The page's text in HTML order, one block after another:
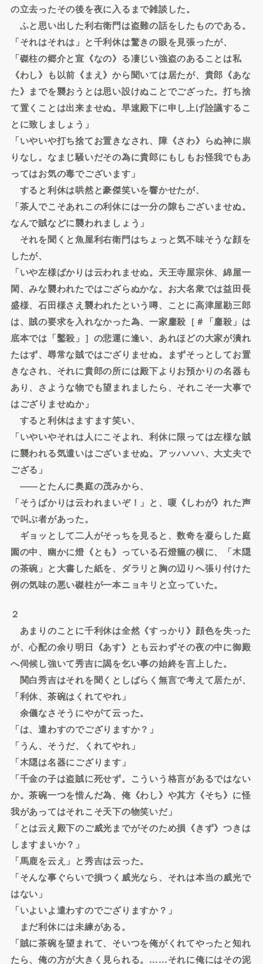
の立去ったその後を夜に入るまで雑談した。
ふと思い出した利右衛門は盗難の話をしたものである。
「それはそれは」と千利休は驚きの眼を見張ったが、
「磔柱の郷介と宣《なの》る凄じい強盗のあることは私
《わし》も以前《まえ》から聞いては居たが、貴郎《あな
た》までを襲おうとは思い設けぬことでござった。打ち捨
て置くことは出来ませぬ。早速殿下に申し上げ詮議するこ
とに致しましょう」
「いやいや打ち捨てお置きなされ、障《さわ》らぬ神に祟
りなし。なまじ騒いだその為に貴郎にもしもお怪我でもあ
ってはお気の毒でございます」
すると利休は哄然と豪傑笑いを響かせたが、
「茶人でこそあれこの利休には一分の隙もございませぬ。
なんで賊などに襲われましょう」
それを聞くと魚屋利右衛門はちょっと気不味そうな顔を
したが、
「いや左様ばかりは云われませぬ。天王寺屋宗休、綿屋一
閑、みな襲われたではござらぬかな。お大名衆では益田長
盛様、石田様さえ襲われたという噂、ことに高津屋勘三郎
は、賊の要求を入れなかった為、一家鏖殺［＃「鏖殺」は
底本では「鑿殺」］の悲運に逢い、あれほどの大家が潰れ
たはず、尋常な賊ではござりませぬ。まずそっとしてお置
きなされ、それに貴郎の所には殿下よりお預かりの名器も
あり、さような物でも望まれましたら、それこそ一大事で
はござりませぬか」
すると利休はますます笑い、
「いやいやそれは人にこそよれ、利休に限っては左様な賊
に襲われる気遣いはございませぬ。アッハハハ、大丈夫で
ござる」
――とたんに奥庭の茂みから、
「そうばかりは云われまいぞ！」と、嗄《しわが》れた声
で叫ぶ者があった。
ギョッとして二人がそっちを見ると、数奇を凝らした庭
園の中、幽かに燈《とも》っている石燈籠の横に、「木隠
の茶碗」と大書した紙を、ダラリと胸の辺りへ張り付けた
例の気味の悪い磔柱が一本ニョキリと立っていた。
２
あまりのことに千利休は全然《すっかり》顔色を失った
が、心配の余り明日《あす》とも云わずその夜の中に御殿
へ伺候し強いて秀吉に謁を乞い事の始終を言上した。
関白秀吉はそれを聞くとしばらく無言で考えて居たが、
「利休、茶碗はくれてやれ」
余儀なさそうにやがて云った。
「は、遣わすのでござりますか？」
「うん、そうだ、くれてやれ」
「木隠は名器にござります」
「千金の子は盗賊に死せず。こういう格言があるではない
か。茶碗一つを惜んだ為、俺《わし》や其方《そち》に怪
我があってはそれこそ天下の物笑いだ」
「とは云え殿下のご威光までがそのため損《きず》つきは
しますまいか？」
「馬鹿を云え」と秀吉は云った。
「そんな事ぐらいで損つく威光なら、それは本当の威光で
はない」
「いよいよ遣わすのでござりますか？」
まだ利休には未練がある。
「賊に茶碗を望まれて、そいつを俺がくれてやったと知れ
たら、俺の方が大きく見られる。……それに俺にはその泥